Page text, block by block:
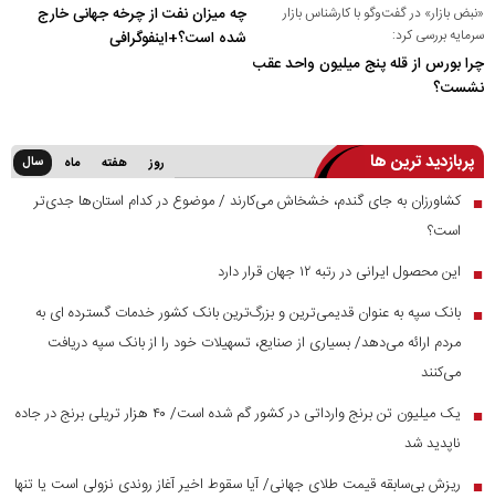
«نبض بازار» در گفت‌و‌گو با کارشناس بازار
سرمایه بررسی کرد:
چرا بورس از قله پنج میلیون واحد عقب
نشست؟
چه میزان نفت از چرخه جهانی خارج
شده است؟+اینفوگرافی
پربازدید ترین ها روز هفته ماه سال
■ کشاورزان به جای گندم، خشخاش می‌کارند / موضوع در کدام استان‌ها جدی‌تر
است؟
■ این محصول ایرانی در رتبه ۱۲ جهان قرار دارد
■ بانک سپه به عنوان قدیمی‌ترین و بزرگ‌ترین بانک کشور خدمات گسترده ای به
مردم ارائه می‌دهد/ بسیاری از صنایع، تسهیلات خود را از بانک سپه دریافت
می‌کنند
■
یک میلیون تن برنج وارداتی در کشور گم شده است/ ۴۰ هزار تریلی برنج در جاده
ناپدید شد
■
ریزش بی‌سابقه قیمت طلای جهانی/ آیا سقوط اخیر آغاز روندی نزولی است یا تنها